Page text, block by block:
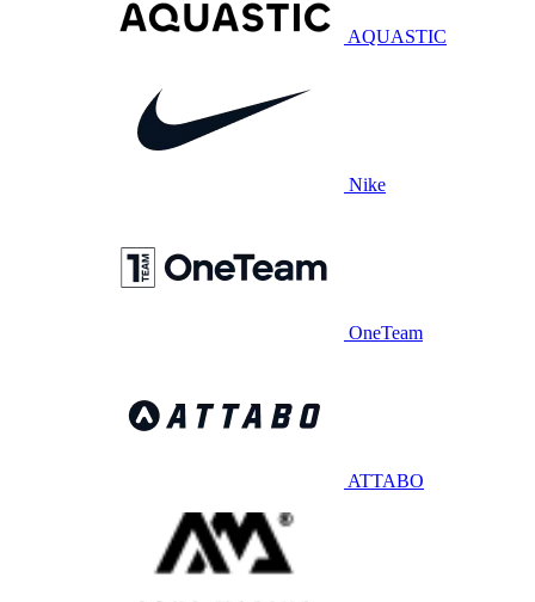
AQUASTIC
Nike
OneTeam
ATTABO